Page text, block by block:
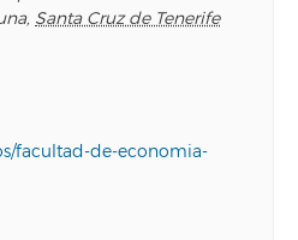
, Santa Cruz de Tenerife
facultad-de-economia-